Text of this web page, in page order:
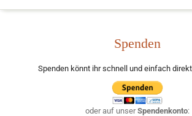
Spenden
Spenden könnt ihr schnell und einfach
oder auf unserSpendenkonto: